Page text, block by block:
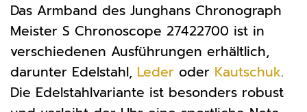
Das Armband des Junghans Chronograph
Meister S Chronoscope 27422700 ist in
verschiedenen Ausführungen erhältlich,
darunter Edelstahl, Leder oder Kautschuk.
Die Edelstahlvariante ist besonders robust